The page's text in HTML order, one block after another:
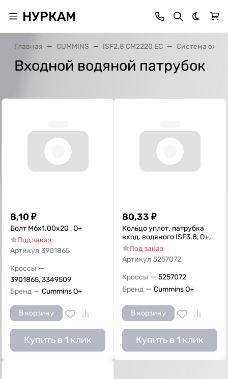
НУРКАМ Темная
Главная CUMMINS ISF2.8 CM2220 EC Система
Входной водяной патрубок
8,10 ₽
Болт M6x1.00x20 , О+
Под заказ
Артикул 3901865
Кроссы —
3901865, 3349509
Бренд — Cummins O+
В корзину
Купить в 1 клик
80,33 ₽
Кольцо уплот. патрубка
вход. водяного ISF3.8, О+,
Под заказ
Артикул 5257072
Кроссы — 5257072
Бренд — Cummins O+
В корзину
Купить в 1 клик